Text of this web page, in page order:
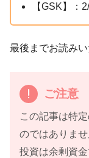
【GSK】
最後までお読み
ご注意
この記事は特
のではありませ
投資は余剰資